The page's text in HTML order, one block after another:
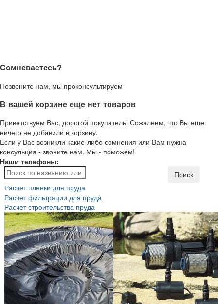
Сомневаетесь?
Позвоните нам, мы проконсультируем
В вашей корзине еще нет товаров
Приветствуем Вас, дорогой покупатель! Сожалеем, что Вы еще
ничего не добавили в корзину.
Если у Вас возникли какие-либо сомнения или Вам нужна
консульция - звоните нам. Мы - поможем!
Наши телефоны:
Поиск
Расчет пленки для пруда
Расчет фильтрации для пруда
Расчет строительства пруда